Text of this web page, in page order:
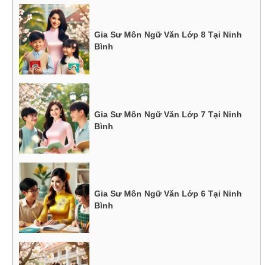
Gia Sư Môn Ngữ Văn Lớp 8 Tại Ninh
Bình
Gia Sư Môn Ngữ Văn Lớp 7 Tại Ninh
Bình
Gia Sư Môn Ngữ Văn Lớp 6 Tại Ninh
Bình